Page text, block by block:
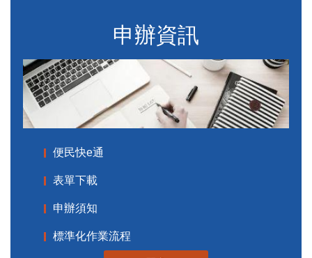
申辦資訊
便民快e通
表單下載
申辦須知
標準化作業流程